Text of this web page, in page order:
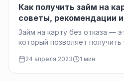
Как получить займ на
советы, рекомендации
кредитования
Займ на карту без отказа —
который позволяет
24 апреля 2023 1 мин